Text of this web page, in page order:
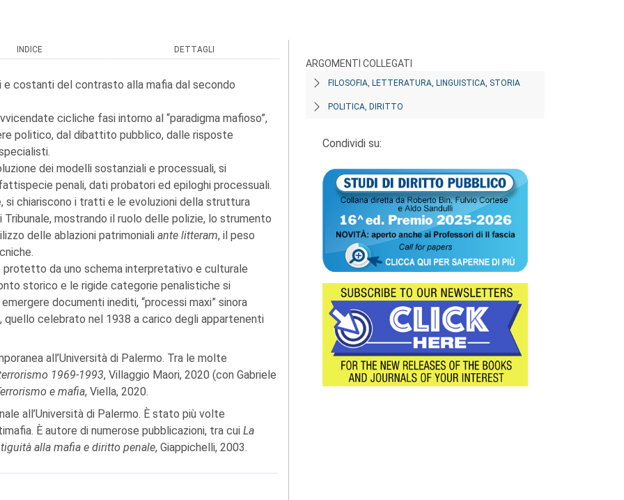
INDICE DETTAGLI
costanti del contrasto alla mafia dal secondo
cicliche fasi intorno al “paradigma mafioso”,
politico, dal dibattito pubblico, dalle risposte
dei modelli sostanziali e processuali, si
penali, dati probatori ed epiloghi processuali.
chiariscono i tratti e le evoluzioni della struttura
mostrando il ruolo delle polizie, lo strumento
delle ablazioni patrimoniali ante litteram, il peso
protetto da uno schema interpretativo e culturale
storico e le rigide categorie penalistiche si
documenti inediti, “processi maxi” sinora
celebrato nel 1938 a carico degli appartenenti
all’Università di Palermo. Tra le molte
1969-1993, Villaggio Maori, 2020 (con Gabriele
e mafia, Viella, 2020.
all’Università di Palermo. È stato più volte
È autore di numerose pubblicazioni, tra cui La
alla mafia e diritto penale, Giappichelli, 2003.
ARGOMENTI COLLEGATI
FILOSOFIA, LETTERATURA, LINGUISTICA, STORIA
POLITICA, DIRITTO
Condividi su: